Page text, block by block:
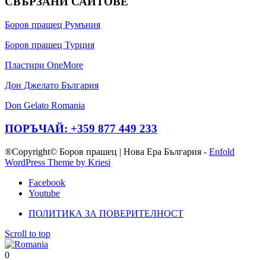
Боров прашец Румъния
Боров прашец Турция
Пластири OneMore
Дон Джелато България
Don Gelato Romania
ПОРЪЧАЙ: +359 877 449 233
®Copyright© Боров прашец | Нова Ера България - Enfold
WordPress Theme by Kriesi
Facebook
Youtube
ПОЛИТИКА ЗА ПОВЕРИТЕЛНОСТ
Scroll to top
0